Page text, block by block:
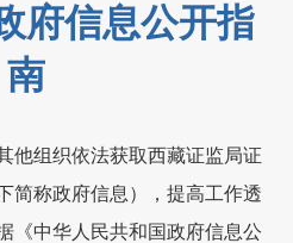
府信息公开指
南
他组织依法获取西藏证监局证
简称政府信息）
，提高工作透
《中华人民共和国政府信息公